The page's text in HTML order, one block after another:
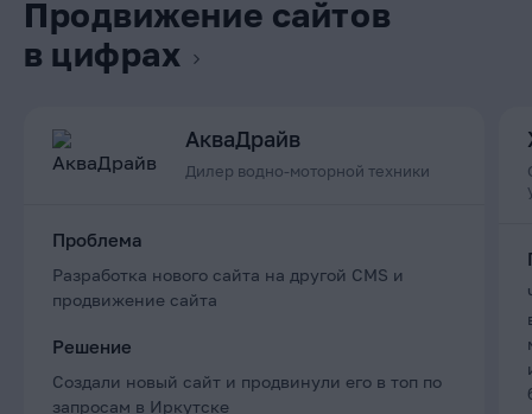
Продвижение сайтов
в цифрах
АкваДрайв
Дилер водно-моторной техники
Проблема
Разработка нового сайта на другой CMS и
продвижение сайта
Решение
Создали новый сайт и продвинули его в топ по
запросам в Иркутске